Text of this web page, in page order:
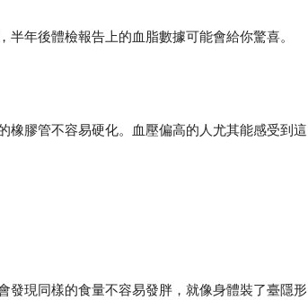
年後體檢報告上的血脂數據可能會給你驚喜。
橡膠管不容易硬化。血壓偏高的人尤其能感受到這
發現同樣的食量不容易發胖，就像身體裝了臺隱形